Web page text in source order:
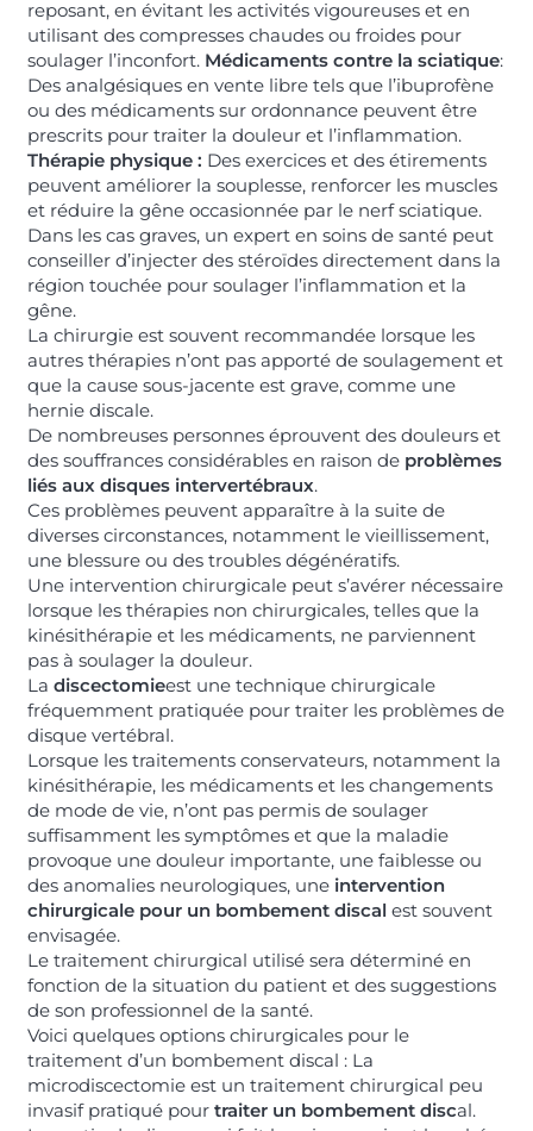
reposant, en évitant les activités vigoureuses et en
utilisant des compresses chaudes ou froides pour
soulager l’inconfort. Médicaments contre la sciatique:
Des analgésiques en vente libre tels que l’ibuprofène
ou des médicaments sur ordonnance peuvent être
prescrits pour traiter la douleur et l’inflammation.
Thérapie physique : Des exercices et des étirements
peuvent améliorer la souplesse, renforcer les muscles
et réduire la gêne occasionnée par le nerf sciatique.
Dans les cas graves, un expert en soins de santé peut
conseiller d’injecter des stéroïdes directement dans la
région touchée pour soulager l’inflammation et la
gêne.
La chirurgie est souvent recommandée lorsque les
autres thérapies n’ont pas apporté de soulagement et
que la cause sous-jacente est grave, comme une
hernie discale.
De nombreuses personnes éprouvent des douleurs et
des souffrances considérables en raison de problèmes
liés aux disques intervertébraux.
Ces problèmes peuvent apparaître à la suite de
diverses circonstances, notamment le vieillissement,
une blessure ou des troubles dégénératifs.
Une intervention chirurgicale peut s’avérer nécessaire
lorsque les thérapies non chirurgicales, telles que la
kinésithérapie et les médicaments, ne parviennent
pas à soulager la douleur.
La discectomieest une technique chirurgicale
fréquemment pratiquée pour traiter les problèmes de
disque vertébral.
Lorsque les traitements conservateurs, notamment la
kinésithérapie, les médicaments et les changements
de mode de vie, n’ont pas permis de soulager
suffisamment les symptômes et que la maladie
provoque une douleur importante, une faiblesse ou
des anomalies neurologiques, une intervention
chirurgicale pour un bombement discal est souvent
envisagée.
Le traitement chirurgical utilisé sera déterminé en
fonction de la situation du patient et des suggestions
de son professionnel de la santé.
Voici quelques options chirurgicales pour le
traitement d’un bombement discal : La
microdiscectomie est un traitement chirurgical peu
invasif pratiqué pour traiter un bombement discal.